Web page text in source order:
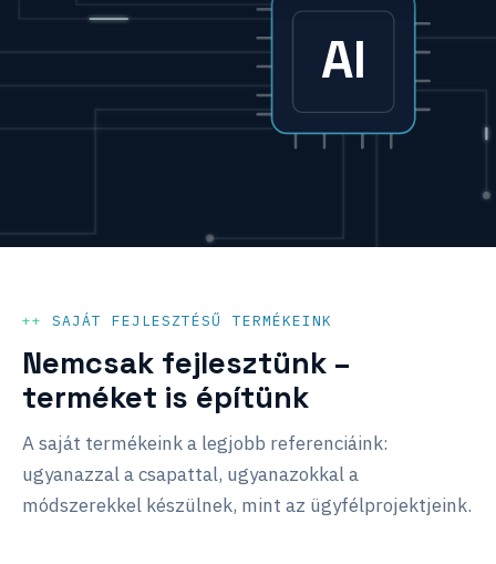
AI
SAJÁT FEJLESZTÉSŰ TERMÉKEINK
Nemcsak fejlesztünk –
terméket is építünk
A saját termékeink a legjobb referenciáink:
ugyanazzal a csapattal, ugyanazokkal a
módszerekkel készülnek, mint az ügyfélprojektjeink.